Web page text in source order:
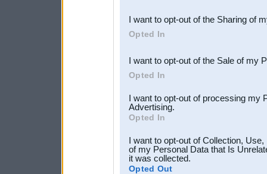
Downstream Participants
third parties.
I want to opt-out of the Sharing of
Opted In
I want to opt-out of the Sale of my
Opted In
I want to opt-out of processing my
Advertising.
Opted In
I want to opt-out of Collection,
of my Personal Data that Is
it was collected.
Opted Out